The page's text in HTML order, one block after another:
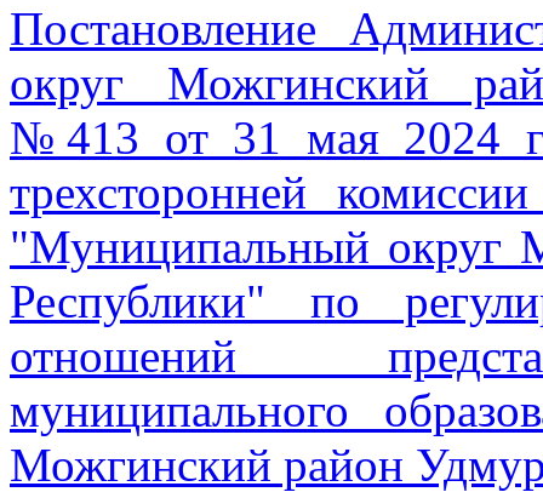
Постановление
округ Можгинский
№413 от 31 мая 2024
трехсторонней
"Муниципальный округ
Республики" по
отношений
муниципального
Можгинский район